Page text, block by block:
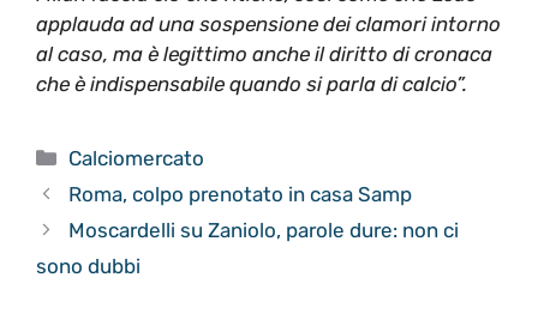
applauda ad una sospensione dei clamori intorno
al caso, ma è legittimo anche il diritto di cronaca
che è indispensabile quando si parla di calcio”.
Categorie
Calciomercato
Roma, colpo prenotato in casa Samp
Moscardelli su Zaniolo, parole dure: non ci
sono dubbi